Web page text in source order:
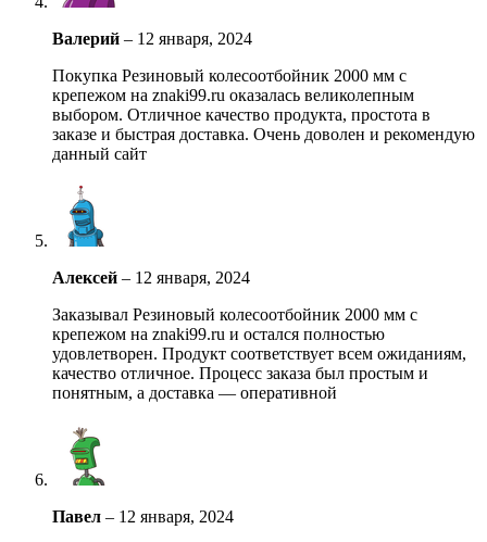
Валерий – 12 января, 2024
Покупка Резиновый колесоотбойник 2000 мм с
крепежом на znaki99.ru оказалась великолепным
выбором. Отличное качество продукта, простота в
заказе и быстрая доставка. Очень доволен и рекомендую
данный сайт
Алексей – 12 января, 2024
Заказывал Резиновый колесоотбойник 2000 мм с
крепежом на znaki99.ru и остался полностью
удовлетворен. Продукт соответствует всем ожиданиям,
качество отличное. Процесс заказа был простым и
понятным, а доставка — оперативной
Павел – 12 января, 2024